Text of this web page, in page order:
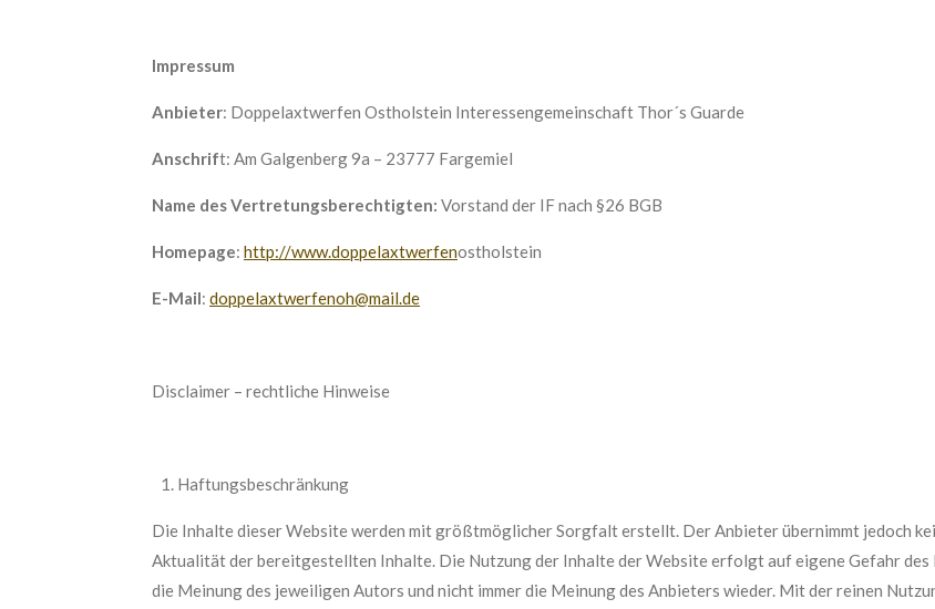
Impressum
Anbieter: Doppelaxtwerfen Ostholstein Interessengemeinschaft Thor´s Guarde
Anschrift: Am Galgenberg 9a – 23777 Fargemiel
Name des Vertretungsberechtigten: Vorstand der IF nach §26 BGB
Homepage: http://www.doppelaxtwerfenostholstein
E-Mail: doppelaxtwerfenoh@mail.de
Disclaimer – rechtliche Hinweise
Haftungsbeschränkung
Die Inhalte dieser Website werden mit größtmöglicher Sorgfalt erstellt. Der Anbieter übernimmt jedoch
Aktualität der bereitgestellten Inhalte. Die Nutzung der Inhalte der Website erfolgt auf eigene Gefahr des
die Meinung des jeweiligen Autors und nicht immer die Meinung des Anbieters wieder. Mit der reinen